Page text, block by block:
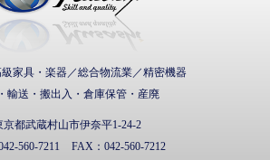
家具・楽器／総合物流業／精密機器
輸送・搬出入・倉庫保管・産廃
京都武蔵村山市伊奈平1-24-2
560-7211 FAX： 042-560-7212